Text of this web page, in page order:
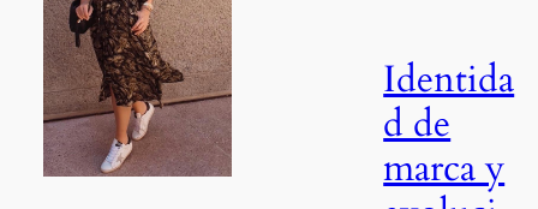
Identida
d de
marca y